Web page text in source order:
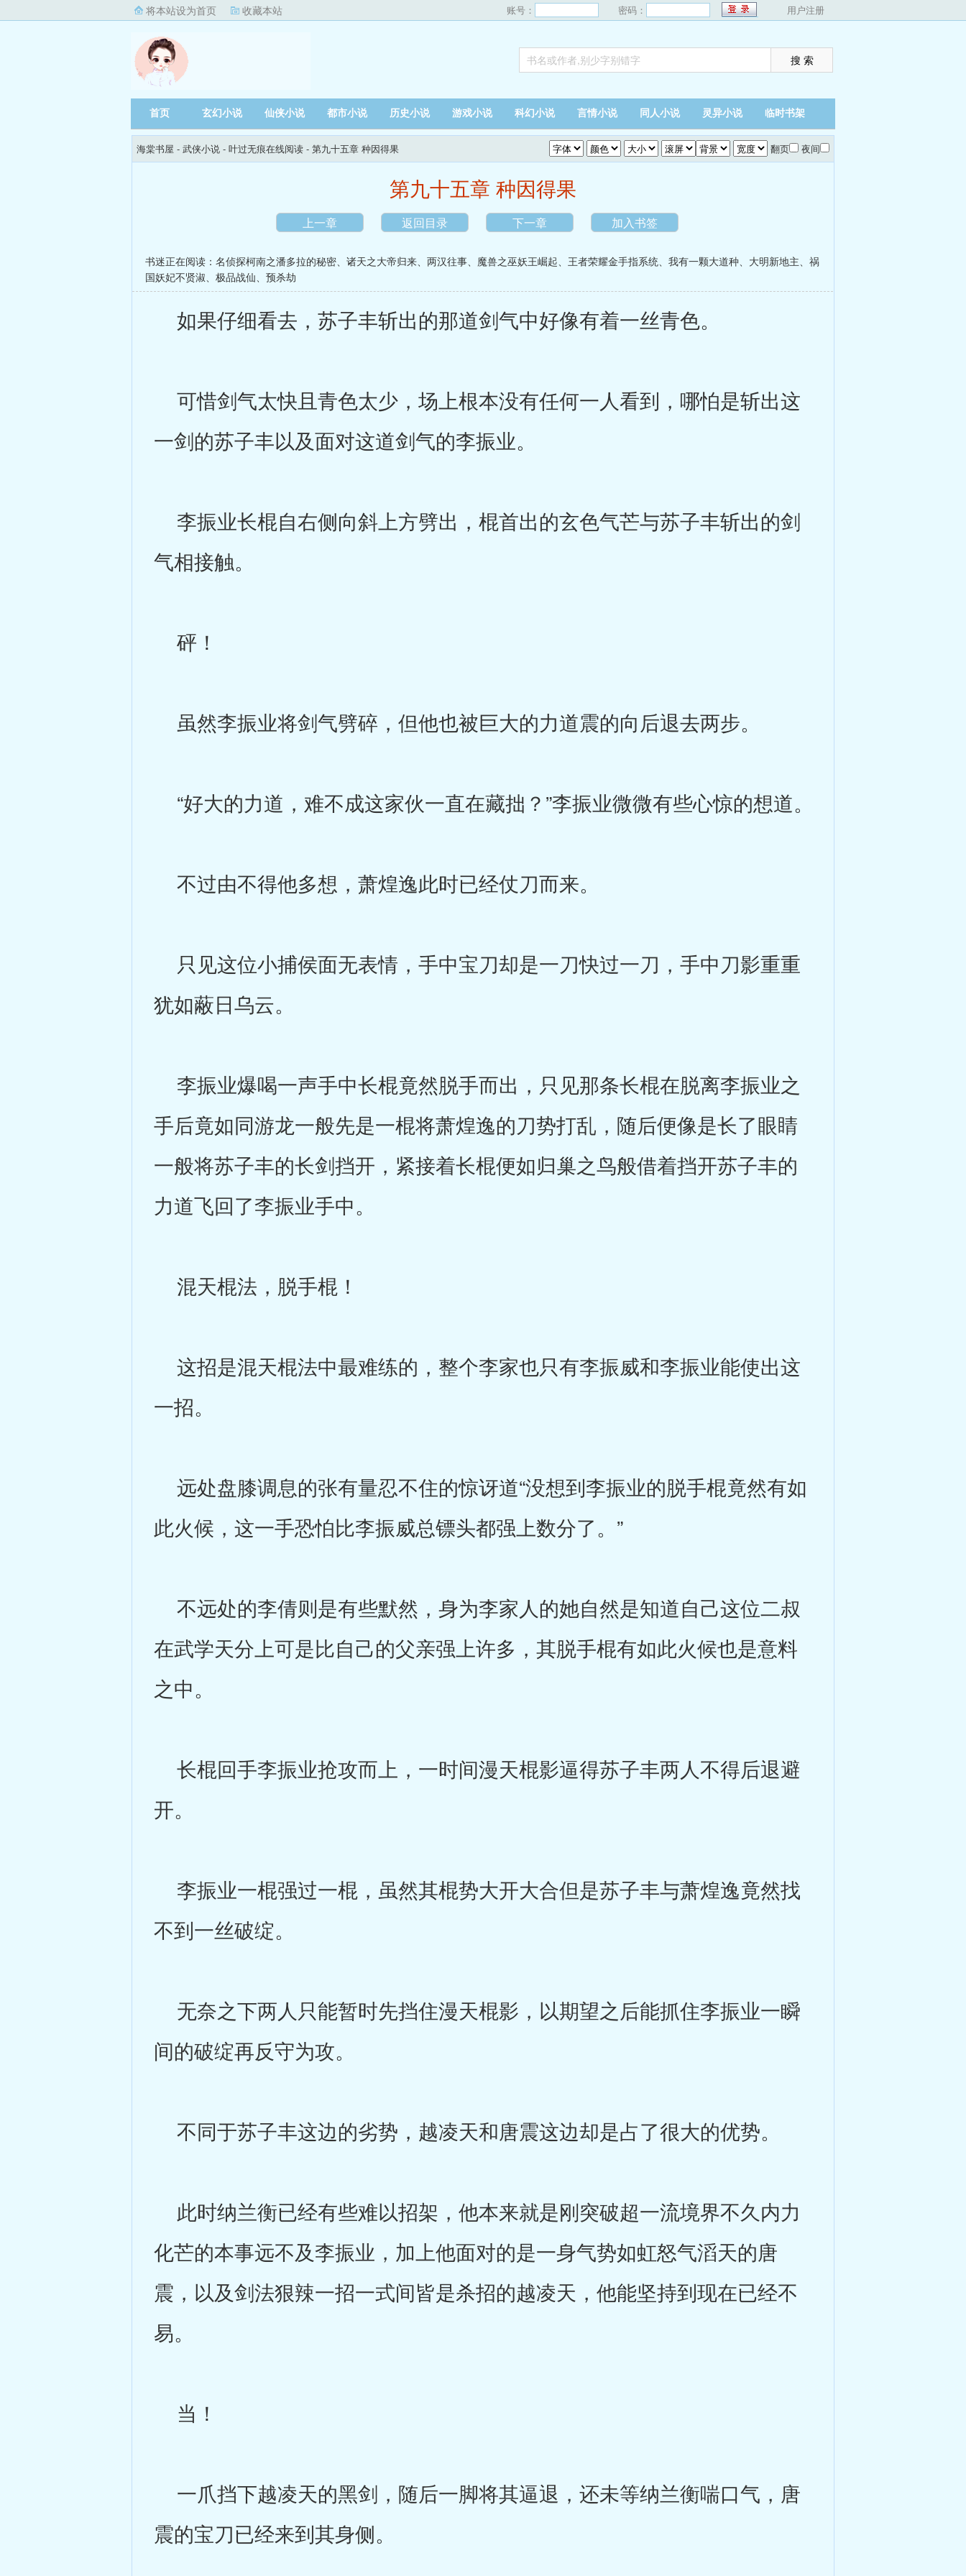
将本站设为首页 收藏本站 账号： 密码： 用户注册
首页 玄幻小说 仙侠小说 都市小说 历史小说 游戏小说 科幻小说 言情小说 同人小说 灵异小说 临时书架
海棠书屋 - 武侠小说 - 叶过无痕在线阅读 - 第九十五章 种因得果 翻页 夜间
第九十五章 种因得果
上一章 返回目录 下一章 加入书签
书迷正在阅读： 名侦探柯南之潘多拉的秘密、 诸天之大帝归来、 两汉往事、 魔兽之巫妖王崛起、 王者荣耀金手指系统、 我有一颗大道种、 大明新地主、 祸
国妖妃不贤淑、 极品战仙、 预杀劫
如果仔细看去，苏子丰斩出的那道剑气中好像有着一丝青色。
可惜剑气太快且青色太少，场上根本没有任何一人看到，哪怕是斩出这
一剑的苏子丰以及面对这道剑气的李振业。
李振业长棍自右侧向斜上方劈出，棍首出的玄色气芒与苏子丰斩出的剑
气相接触。
砰！
虽然李振业将剑气劈碎，但他也被巨大的力道震的向后退去两步。
“好大的力道，难不成这家伙一直在藏拙？”李振业微微有些心惊的想道。
不过由不得他多想，萧煌逸此时已经仗刀而来。
只见这位小捕侯面无表情，手中宝刀却是一刀快过一刀，手中刀影重重
犹如蔽日乌云。
李振业爆喝一声手中长棍竟然脱手而出，只见那条长棍在脱离李振业之
手后竟如同游龙一般先是一棍将萧煌逸的刀势打乱，随后便像是长了眼睛
一般将苏子丰的长剑挡开，紧接着长棍便如归巢之鸟般借着挡开苏子丰的
力道飞回了李振业手中。
混天棍法，脱手棍！
这招是混天棍法中最难练的，整个李家也只有李振威和李振业能使出这
一招。
远处盘膝调息的张有量忍不住的惊讶道“没想到李振业的脱手棍竟然有如
此火候，这一手恐怕比李振威总镖头都强上数分了。”
不远处的李倩则是有些默然，身为李家人的她自然是知道自己这位二叔
在武学天分上可是比自己的父亲强上许多，其脱手棍有如此火候也是意料
之中。
长棍回手李振业抢攻而上，一时间漫天棍影逼得苏子丰两人不得后退避
开。
李振业一棍强过一棍，虽然其棍势大开大合但是苏子丰与萧煌逸竟然找
不到一丝破绽。
无奈之下两人只能暂时先挡住漫天棍影，以期望之后能抓住李振业一瞬
间的破绽再反守为攻。
不同于苏子丰这边的劣势，越凌天和唐震这边却是占了很大的优势。
此时纳兰衡已经有些难以招架，他本来就是刚突破超一流境界不久内力
化芒的本事远不及李振业，加上他面对的是一身气势如虹怒气滔天的唐
震，以及剑法狠辣一招一式间皆是杀招的越凌天，他能坚持到现在已经不
易。
当！
一爪挡下越凌天的黑剑，随后一脚将其逼退，还未等纳兰衡喘口气，唐
震的宝刀已经来到其身侧。